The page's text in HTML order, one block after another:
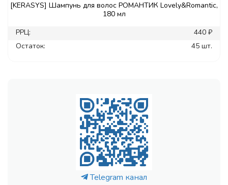
[KERASYS] Шампунь для волос РОМАНТИК Lovely&Romantic,
180 мл
РРЦ:
440 ₽
Остаток:
45 шт.
Telegram канал